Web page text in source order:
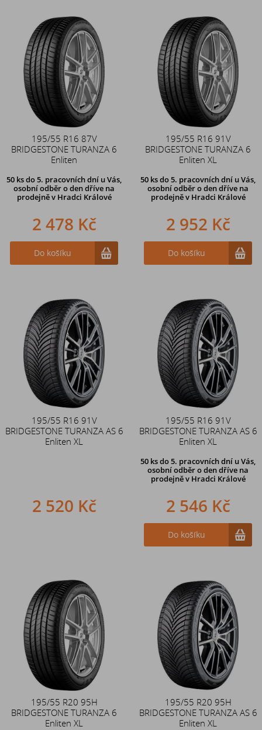
195/55 R16 87V
BRIDGESTONE TURANZA 6
Enliten
50 ksdo 5. pracovních dní u Vás,
osobní odběr o den dříve na
prodejněv Hradci Králové
2 478 Kč
Do košíku
195/55 R16 91V
BRIDGESTONE TURANZA 6
Enliten XL
50 ksdo 5. pracovních dní u Vás,
osobní odběr o den dříve na
prodejněv Hradci Králové
2 952 Kč
Do košíku
195/55 R16 91V
BRIDGESTONE TURANZA AS 6
Enliten XL
2 520 Kč
195/55 R16 91V
BRIDGESTONE TURANZA AS 6
Enliten XL
50 ksdo 5. pracovních dní u Vás,
osobní odběr o den dříve na
prodejněv Hradci Králové
2 546 Kč
Do košíku
195/55 R20 95H
BRIDGESTONE TURANZA 6
Enliten XL
195/55 R20 95H
BRIDGESTONE TURANZA AS 6
Enliten XL